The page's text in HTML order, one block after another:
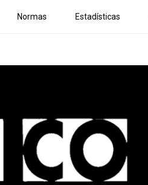
Normas Estadísticas